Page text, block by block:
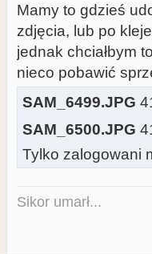
Mamy to gdzieś
zdjęcia, lub po
jednak chciałbym
nieco pobawić
SAM_6499.JPG
SAM_6500.JPG
Tylko zalogowani
Sikor umarł...